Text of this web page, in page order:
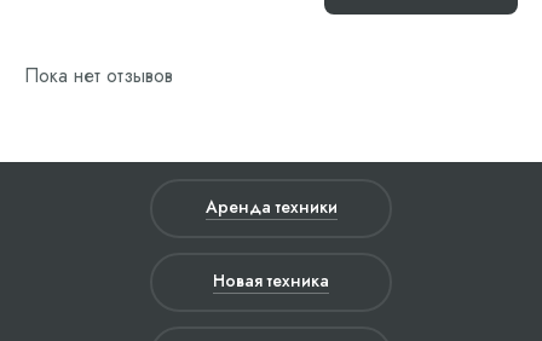
Пока нет отзывов
Аренда техники
Новая техника